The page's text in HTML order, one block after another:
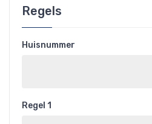
Regels
Huisnummer
Regel 1